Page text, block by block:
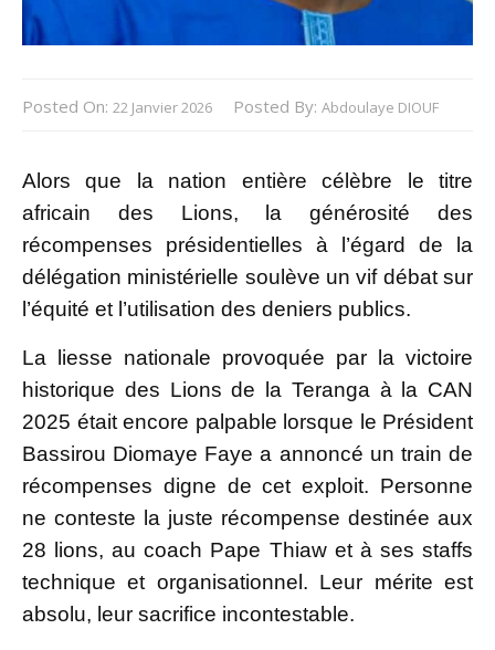
Posted On: 22 Janvier 2026 Posted By: Abdoulaye DIOUF
Alors que la nation entière célèbre le titre
africain des Lions, la générosité des
récompenses présidentielles à l’égard de la
délégation ministérielle soulève un vif débat sur
l’équité et l’utilisation des deniers publics.
La liesse nationale provoquée par la victoire
historique des Lions de la Teranga à la CAN
2025 était encore palpable lorsque le Président
Bassirou Diomaye Faye a annoncé un train de
récompenses digne de cet exploit. Personne
ne conteste la juste récompense destinée aux
28 lions, au coach Pape Thiaw et à ses staffs
technique et organisationnel. Leur mérite est
absolu, leur sacrifice incontestable.